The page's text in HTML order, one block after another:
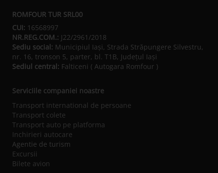
ROMFOUR TUR SRL00
CUI: 16568997
NR.REG.COM.: J22/2961/2018
Sediu social: Municipiul Iaşi, Strada Străpungere Silvestru,
nr. 16, tronson 5, parter, bl. T1B, Județul Iaşi
Sediul central: Falticeni ( Autogara Romfour )
Serviciile companiei noastre
Transport international de persoane
Transport colete
Transport auto pe platforma
Inchirieri autocare
Agentie de turism
Excursii
Bilete avion